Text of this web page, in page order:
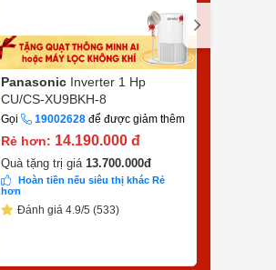
Panasonic Inverter 1 Hp
CU/CS-XU9BKH-8
Gọi 19002628 để được giảm thêm
Rẻ hơn: 14.190.000 đ
Quà tặng trị giá 13.700.000đ
Hoàn tiền nếu siêu thị khác Rẻ
hơn
Đánh giá 4.9/5 (533)